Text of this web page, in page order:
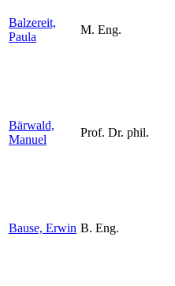
Balzereit,
Paula
M. Eng.
Bärwald,
Manuel
Prof. Dr. phil.
Bause, Erwin B. Eng.